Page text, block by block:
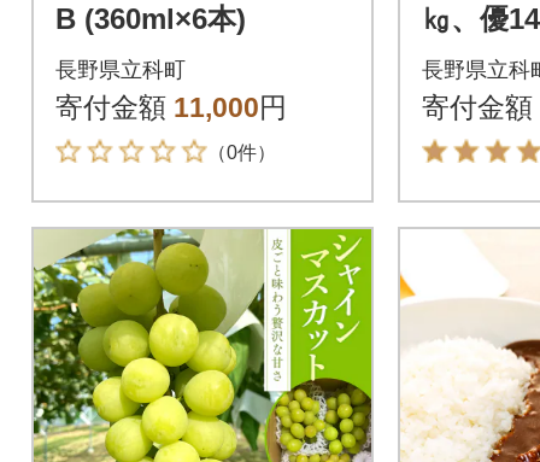
B (360ml×6本)
長野県立科町
寄付金額 11,000円
（0件）
㎏、優
長野県立科
寄付金額